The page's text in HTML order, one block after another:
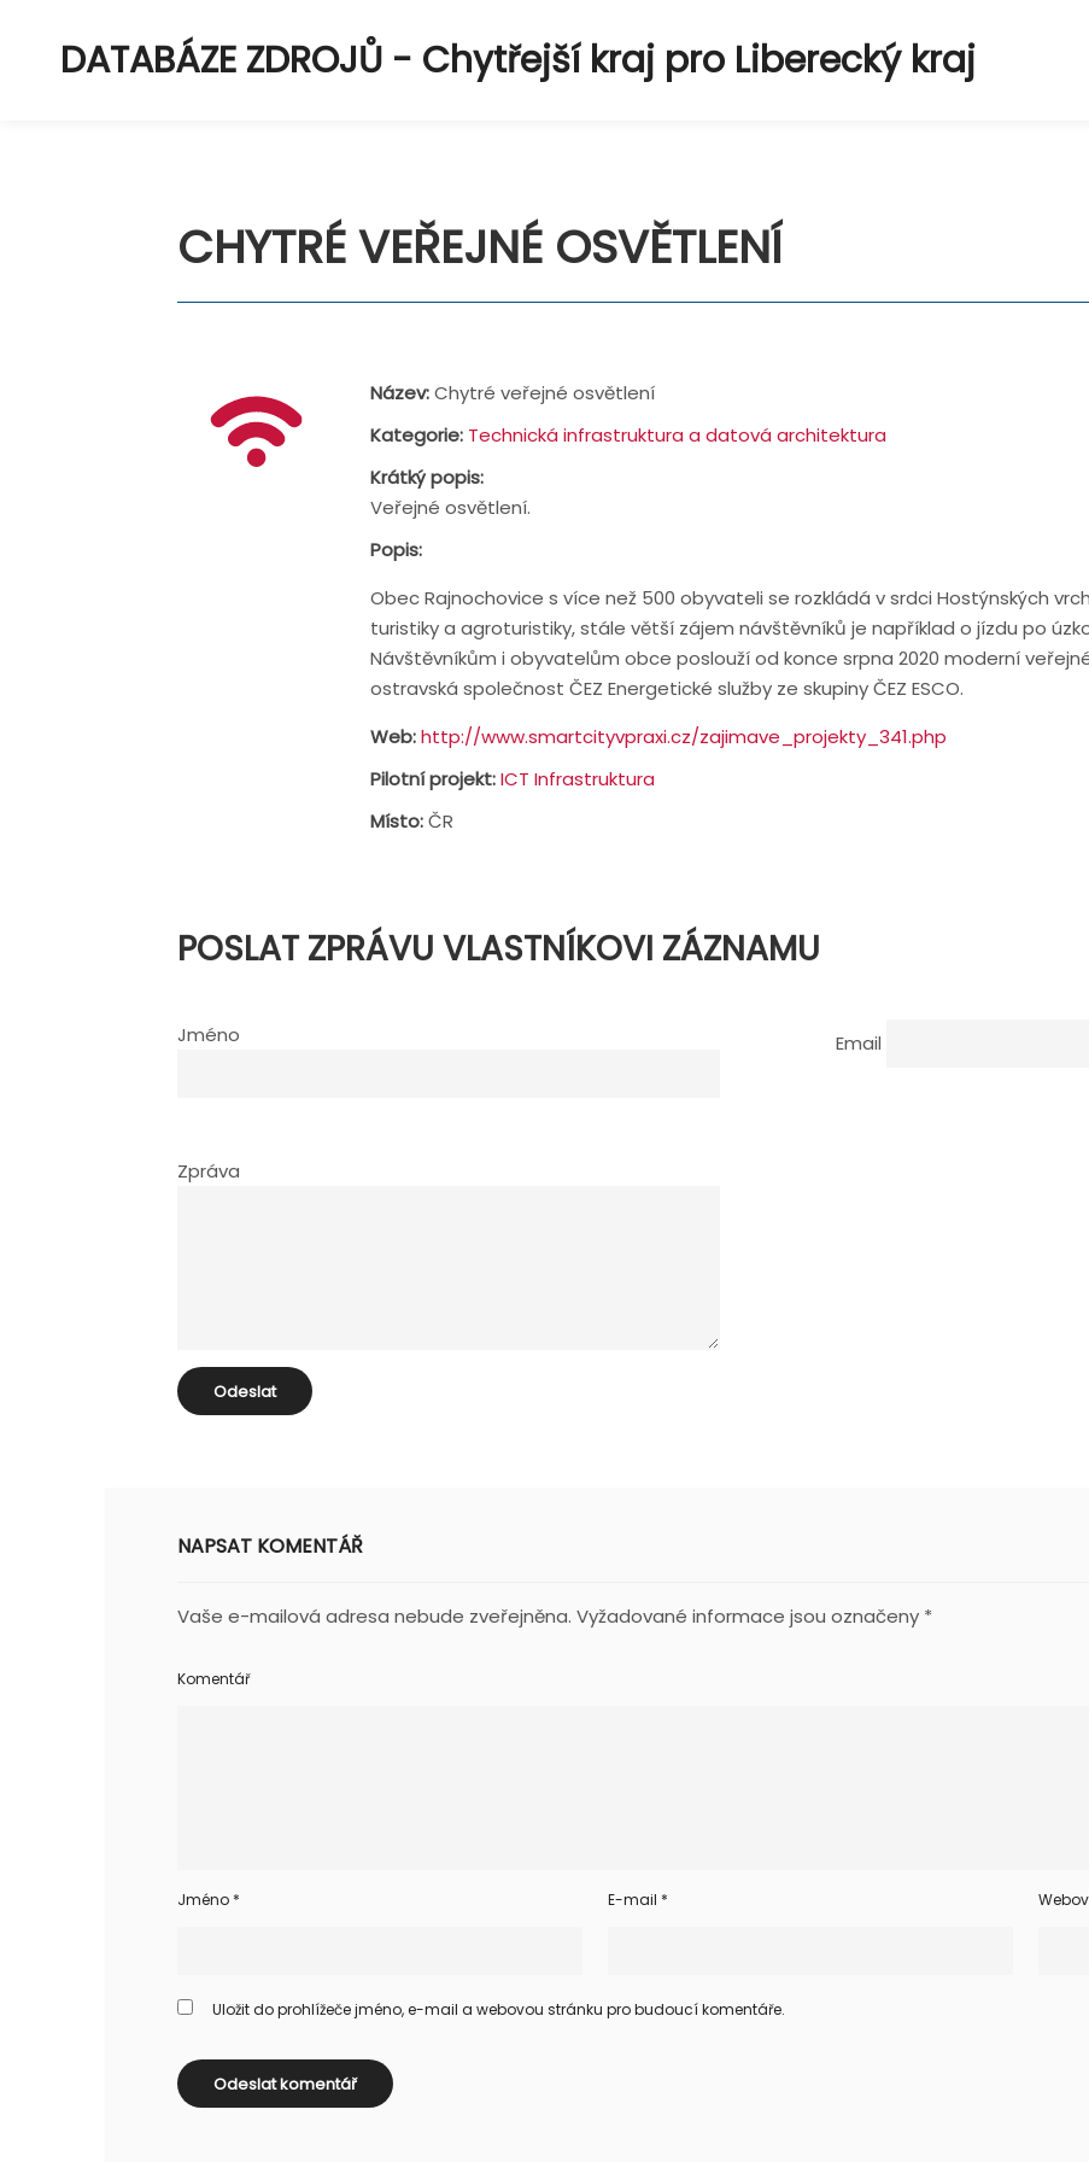
DATABÁZE ZDROJŮ - Chytřejší kraj pro Liberecký kraj
CHYTRÉ VEŘEJNÉ OSVĚTLENÍ
Název:Chytré veřejné osvětlení
Kategorie: Technická infrastruktura a datová architektura
Krátký popis:
Veřejné osvětlení.
Popis:
Obec Rajnochovice s více než 500 obyvateli se rozkládá v srdci Hostýnských
turistiky a agroturistiky, stále větší zájem návštěvníků je například o jízdu po
Návštěvníkům i obyvatelům obce poslouží od konce srpna 2020 moderní
ostravská společnost ČEZ Energetické služby ze skupiny ČEZ ESCO.
Web:http://www.smartcityvpraxi.cz/zajimave_projekty_341.php
Pilotní projekt:ICT Infrastruktura
Místo:ČR
POSLAT ZPRÁVU VLASTNÍKOVI ZÁZNAMU
Jméno Email
Zpráva
NAPSAT KOMENTÁŘ
Vaše e-mailová adresa nebude zveřejněna. Vyžadované informace jsou označeny *
Komentář
Jméno * E-mail *
Uložit do prohlížeče jméno, e-mail a webovou stránku pro budoucí komentáře.